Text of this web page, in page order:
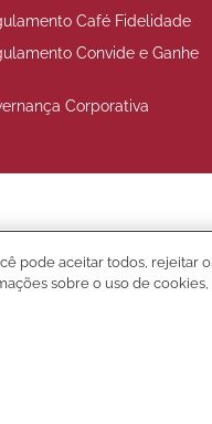
Café Fidelidade
Convide e Ganhe
Corporativa
pode aceitar todos, rejeitar
sobre o uso de